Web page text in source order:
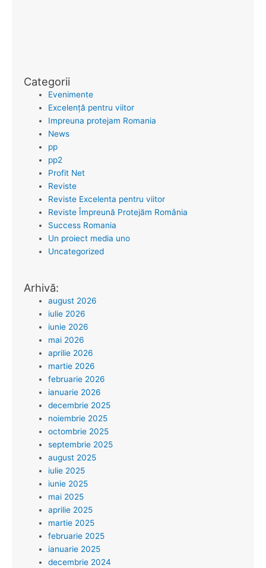
Categorii
Evenimente
Excelență pentru viitor
Impreuna protejam Romania
News
pp
pp2
Profit Net
Reviste
Reviste Excelenta pentru viitor
Reviste Împreună Protejăm România
Success Romania
Un proiect media uno
Uncategorized
Arhivă:
august 2026
iulie 2026
iunie 2026
mai 2026
aprilie 2026
martie 2026
februarie 2026
ianuarie 2026
decembrie 2025
noiembrie 2025
octombrie 2025
septembrie 2025
august 2025
iulie 2025
iunie 2025
mai 2025
aprilie 2025
martie 2025
februarie 2025
ianuarie 2025
decembrie 2024